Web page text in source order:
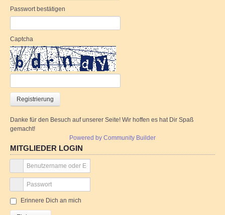
Passwort bestätigen
Captcha
Danke für den Besuch auf unserer Seite! Wir hoffen es hat Dir Spaß
gemacht!
Powered by Community Builder
MITGLIEDER LOGIN
Erinnere Dich an mich